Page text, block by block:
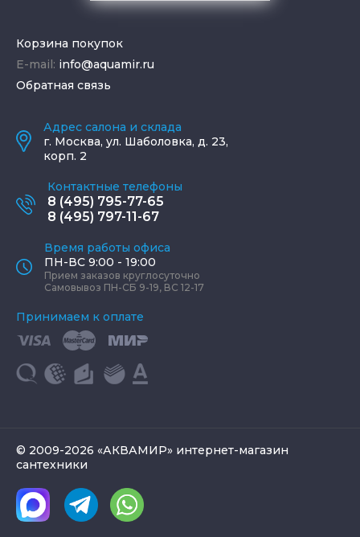
Корзина покупок
E-mail: info@aquamir.ru
Обратная связь
Адрес салона и склада
г. Москва, ул. Шаболовка, д. 23,
корп. 2
Контактные телефоны
8 (495) 795-77-65
8 (495) 797-11-67
Время работы офиса
ПН-ВС 9:00 - 19:00
Прием заказов круглосуточно
Самовывоз ПН-СБ 9-19, ВС 12-17
Принимаем к оплате
© 2009-2026 «АКВАМИР» интернет-магазин
сантехники